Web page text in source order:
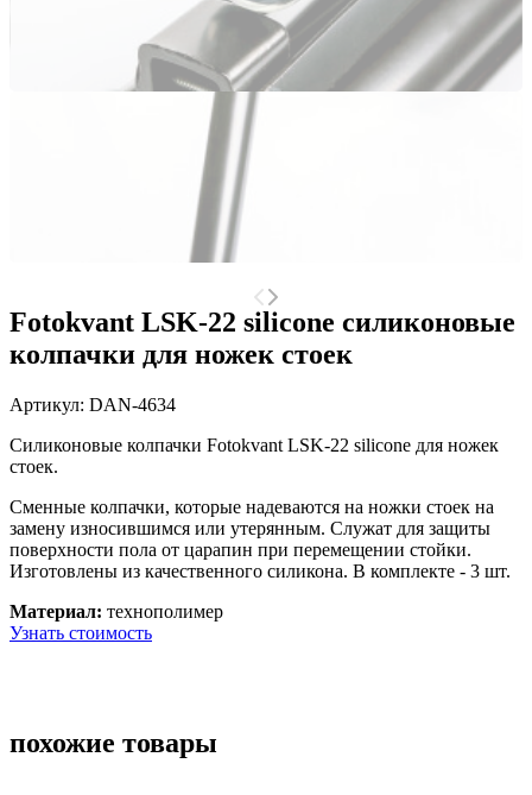
Fotokvant LSK-22 silicone силиконовые
колпачки для ножек стоек
Артикул: DAN-4634
Силиконовые колпачки Fotokvant LSK-22 silicone для ножек
стоек.
Сменные колпачки, которые надеваются на ножки стоек на
замену износившимся или утерянным. Служат для защиты
поверхности пола от царапин при перемещении стойки.
Изготовлены из качественного силикона. В комплекте - 3 шт.
Материал: технополимер
Узнать стоимость
похожие товары